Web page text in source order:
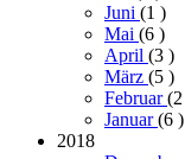
Juni (1 )
Mai (6 )
April (3 )
März (5 )
Februar(2
Januar(6 )
2018